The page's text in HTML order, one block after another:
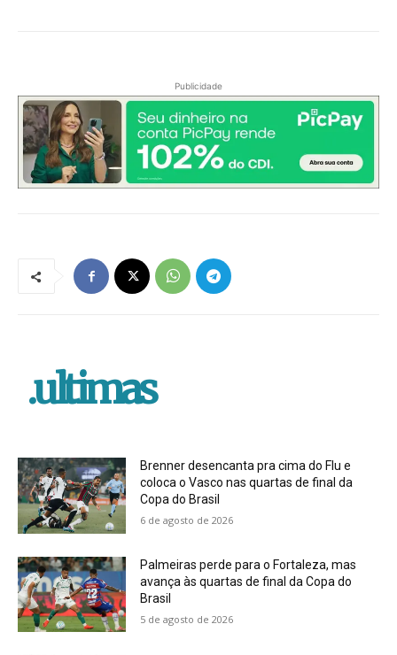
Publicidade
.ultimas
Brenner desencanta pra cima do Flu e
coloca o Vasco nas quartas de final da
Copa do Brasil
6 de agosto de 2026
Palmeiras perde para o Fortaleza, mas
avança às quartas de final da Copa do
Brasil
5 de agosto de 2026